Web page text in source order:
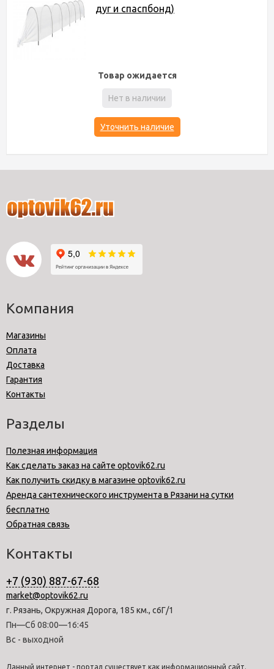
дуг и спаспбонд)
Товар ожидается
Нет в наличии
Уточнить наличие
Компания
Магазины
Оплата
Доставка
Гарантия
Контакты
Разделы
Полезная информация
Как сделать заказ на сайте optovik62.ru
Как получить скидку в магазине optovik62.ru
Аренда сантехнического инструмента в Рязани на сутки
бесплатно
Обратная связь
Контакты
+7 (930) 887-67-68
market@optovik62.ru
г. Рязань, Окружная Дорога, 185 км., с6Г/1
Пн—Сб 08:00—16:45
Вс - выходной
Данный интернет - портал существует как информационный сайт.